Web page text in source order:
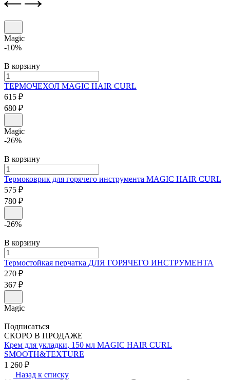
Magic
-10%
В корзину
ТЕРМОЧЕХОЛ MAGIC HAIR CURL
615 ₽
680 ₽
Magic
-26%
В корзину
Термоковрик для горячего инструмента MAGIC HAIR CURL
575 ₽
780 ₽
-26%
В корзину
Термостойкая перчатка ДЛЯ ГОРЯЧЕГО ИНСТРУМЕНТА
270 ₽
367 ₽
Magic
Подписаться
СКОРО В ПРОДАЖЕ
Крем для укладки, 150 мл MAGIC HAIR CURL
SMOOTH&TEXTURE
1 260 ₽
Назад к списку